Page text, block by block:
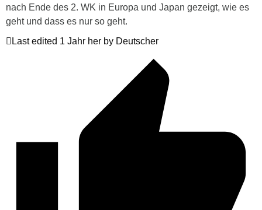
nach Ende des 2. WK in Europa und Japan gezeigt, wie es
geht und dass es nur so geht.
Last edited 1 Jahr her by Deutscher